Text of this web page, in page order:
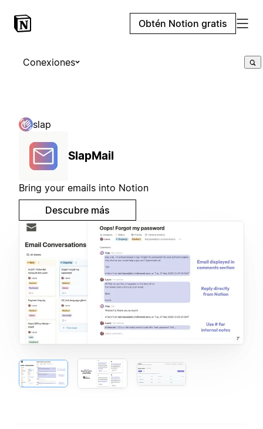
Obtén Notion gratis
Conexiones
slap
SlapMail
Bring your emails into Notion
Descubre más